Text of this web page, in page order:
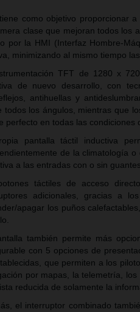
como objetivo proporcionar
clase que mejoran todos los
por la HMI (Interfaz Hombre-
minimizando al mismo tiempo
TFT de 1280 x
de nuevo desarrollo, con
antihuellas y
todos los ángulos, mientras que
perfecto en todas las condiciones
pantalla táctil inductiva
de la climatología
a las entradas con o sin
táctiles de acceso
adicionales, gracias a
apagar los puños
también permite más
con 5 opciones de
que permiten a los
por mapas, la telemetría,
reducida de solamente la
el interruptor combinado